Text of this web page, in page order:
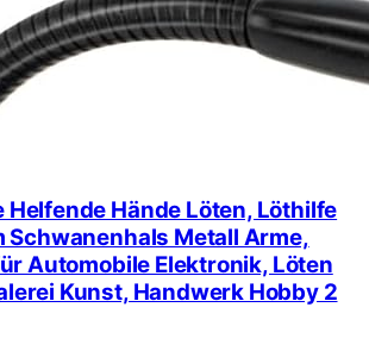
Hände Löten, Löthilfe
Schwanenhals Metall Arme,
Automobile Elektronik, Löten
Kunst, Handwerk Hobby 2